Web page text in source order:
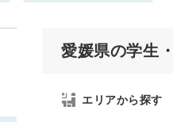
愛媛県の学生
エリアから探す